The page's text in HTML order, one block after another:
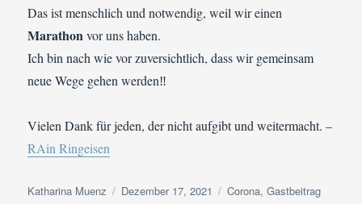
Das ist menschlich und notwendig, weil wir einen
Marathonvor uns haben.
Ich bin nach wie vor zuversichtlich, dass wir gemeinsam
neue Wege gehen werden‼️
Vielen Dank für jeden, der nicht aufgibt und weitermacht. –
RAin Ringeisen
Autor
Katharina Muenz
Veröffentlicht
Dezember 17, 2021 Kategorien
Corona,Gastbeitrag